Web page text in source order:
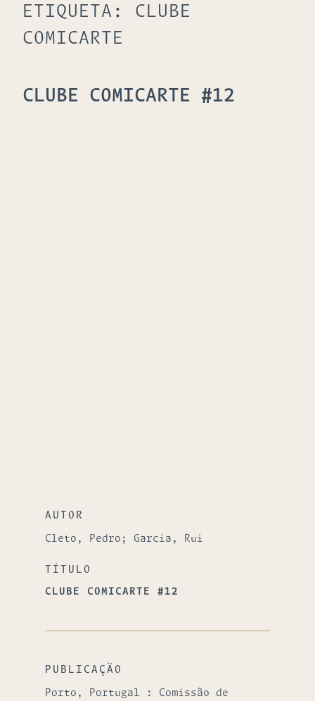
ETIQUETA: CLUBE
COMICARTE
CLUBE COMICARTE #12
AUTOR
Cleto, Pedro; Garcia, Rui
TÍTULO
CLUBE COMICARTE #12
PUBLICAÇÃO
Porto, Portugal : Comissão de